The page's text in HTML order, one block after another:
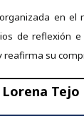
en el
de reflexión
reafirma su
Lorena Tejo